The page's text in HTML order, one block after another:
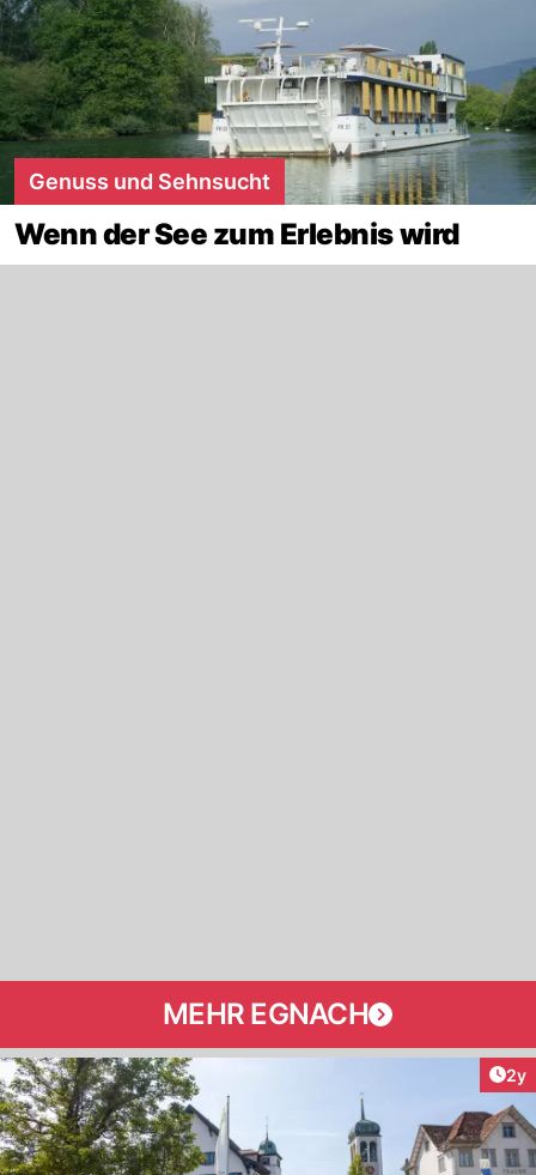
Genuss und Sehnsucht
Wenn der See zum Erlebnis wird
MEHR EGNACH
2y